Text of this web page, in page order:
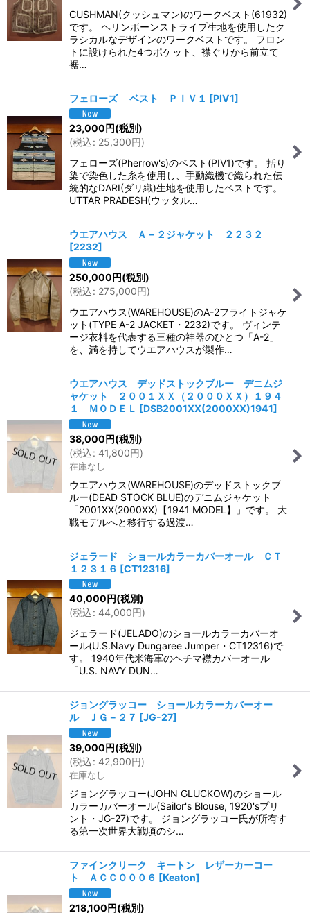
CUSHMAN(クッシュマン)のワークベスト(61932)
です。 ヘリンボーンストライプ生地を使用したク
ラシカルなデザインのワークベストです。 フロン
トに設けられた4つポケット、襟ぐりから前立て
裾…
フェローズ ベスト ＰＩＶ１ [PIV1]
23,000円(税別)
(税込: 25,300円)
フェローズ(Pherrow's)のベスト(PIV1)です。 括り
染で染色した糸を使用し、手動織機で織られた伝
統的なDARI(ダリ織)生地を使用したベストです。
UTTAR PRADESH(ウッタル…
ウエアハウス Ａ－２ジャケット ２２３２
[2232]
250,000円(税別)
(税込: 275,000円)
ウエアハウス(WAREHOUSE)のA-2フライトジャケ
ット(TYPE A-2 JACKET・2232)です。 ヴィンテ
ージ衣料を代表する三種の神器のひとつ「A-2」
を、満を持してウエアハウスが製作…
ウエアハウス デッドストックブルー デニムジ
ャケット ２００１ＸＸ（２０００ＸＸ）１９４
１ ＭＯＤＥＬ [DSB2001XX(2000XX)1941]
38,000円(税別)
(税込: 41,800円)
在庫なし
ウエアハウス(WAREHOUSE)のデッドストックブ
ルー(DEAD STOCK BLUE)のデニムジャケット
「2001XX(2000XX)【1941 MODEL】」です。 大
戦モデルへと移行する過渡…
ジェラード ショールカラーカバーオール ＣＴ
１２３１６ [CT12316]
40,000円(税別)
(税込: 44,000円)
ジェラード(JELADO)のショールカラーカバーオ
ール(U.S.Navy Dungaree Jumper・CT12316)で
す。 1940年代米海軍のヘチマ襟カバーオール
「U.S. NAVY DUN…
ジョングラッコー ショールカラーカバーオー
ル ＪＧ－２７ [JG-27]
39,000円(税別)
(税込: 42,900円)
在庫なし
ジョングラッコー(JOHN GLUCKOW)のショール
カラーカバーオール(Sailor's Blouse, 1920'sプリ
ント・JG-27)です。 ジョングラッコー氏が所有す
る第一次世界大戦頃のシ…
ファインクリーク キートン レザーカーコー
ト ＡＣＣＯ００６ [Keaton]
218,100円(税別)